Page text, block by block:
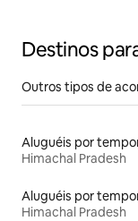
Destinos
Outros tipos de
Himachal Pradesh
Himachal Pradesh